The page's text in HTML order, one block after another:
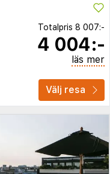
Totalpris 8 007:-
4 004:-
läs mer
Välj resa